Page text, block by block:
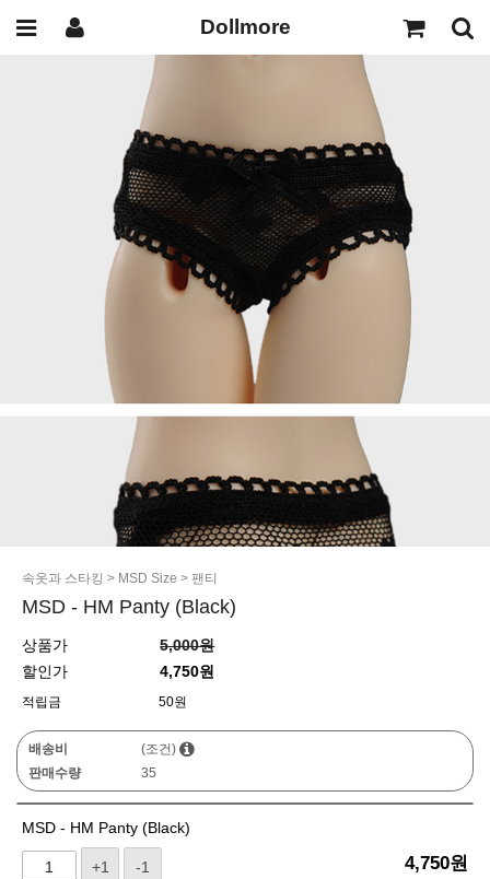
Dollmore
속옷과 스타킹 > MSD Size > 팬티
MSD - HM Panty (Black)
상품가
5,000원
할인가
4,750원
적립금 50원
배송비
(조건)
판매수량
35
MSD - HM Panty (Black)
+1 -1 4,750원